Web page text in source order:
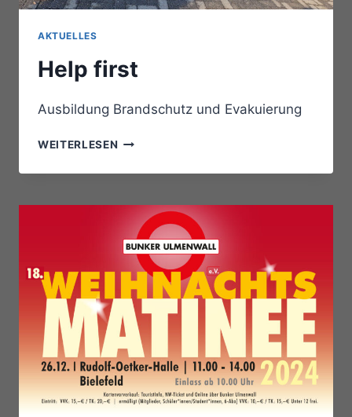
AKTUELLES
Help first
Ausbildung Brandschutz und Evakuierung
WEITERLESEN HELP